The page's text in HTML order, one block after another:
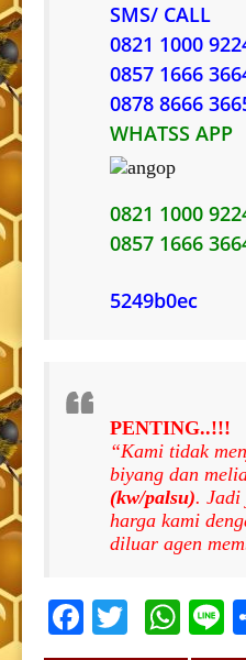
SMS/ CALL
0821 1000
0857 1666
0878 8666
WHATSS APP
0821 1000
0857 1666
5249b0ec
PENTING..!!!
“Kami tidak
biyang dan
(kw/palsu). Jadi
harga kami
diluar agen
Facebook
Twitter